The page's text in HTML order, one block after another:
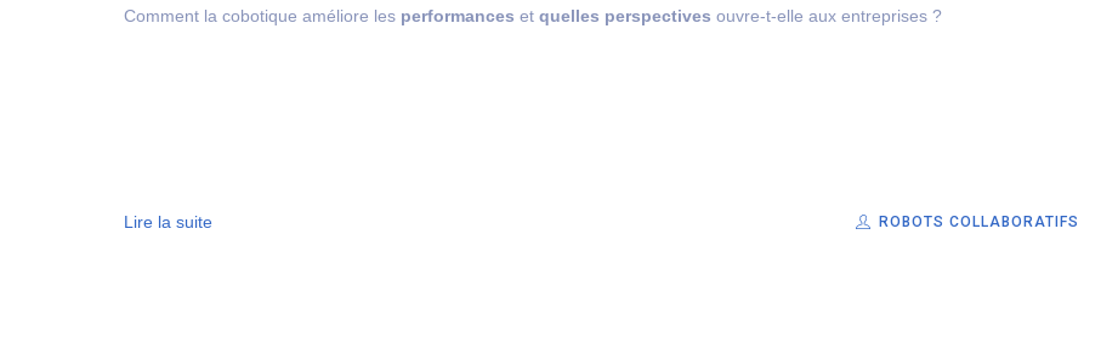
Comment la cobotique améliore les performances et quelles perspectives ouvre-t-elle aux entreprises ?
Lire la suite ROBOTS COLLABORATIFS